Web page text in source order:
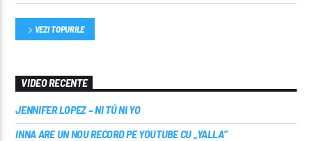
VEZI TOPURILE
VIDEO RECENTE
JENNIFER LOPEZ – NI TÚ NI YO
INNA ARE UN NOU RECORD PE YOUTUBE CU „YALLA”